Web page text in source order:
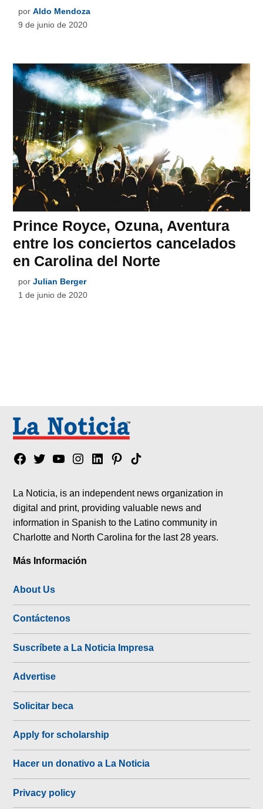
por Aldo Mendoza
9 de junio de 2020
Prince Royce, Ozuna, Aventura
entre los conciertos cancelados
en Carolina del Norte
por Julian Berger
1 de junio de 2020
Facebook
TwitterYouTubeInstagram
LinkedinPinterest
Tik
La Noticia, is an independent news organization in
digital and print, providing valuable news and
information in Spanish to the Latino community in
Charlotte and North Carolina for the last 28 years.
Más Información
About Us
Contáctenos
Suscríbete a La Noticia Impresa
Advertise
Solicitar beca
Apply for scholarship
Hacer un donativo a La Noticia
Privacy policy